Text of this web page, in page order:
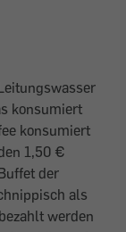
konsumiert
konsumiert
1,50 €
der
als
werden